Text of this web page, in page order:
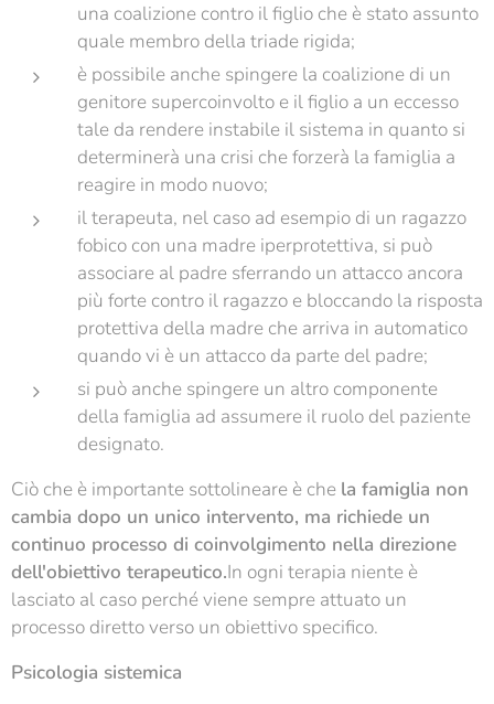
una coalizione contro il figlio che è stato assunto
quale membro della triade rigida;
è possibile anche spingere la coalizione di un
genitore supercoinvolto e il figlio a un eccesso
tale da rendere instabile il sistema in quanto si
determinerà una crisi che forzerà la famiglia a
reagire in modo nuovo;
il terapeuta, nel caso ad esempio di un ragazzo
fobico con una madre iperprotettiva, si può
associare al padre sferrando un attacco ancora
più forte contro il ragazzo e bloccando la risposta
protettiva della madre che arriva in automatico
quando vi è un attacco da parte del padre;
si può anche spingere un altro componente
della famiglia ad assumere il ruolo del paziente
designato.
Ciò che è importante sottolineare è che la famiglia non
cambia dopo un unico intervento, ma richiede un
continuo processo di coinvolgimento nella direzione
dell'obiettivo terapeutico.In ogni terapia niente è
lasciato al caso perché viene sempre attuato un
processo diretto verso un obiettivo specifico.
Psicologia sistemica